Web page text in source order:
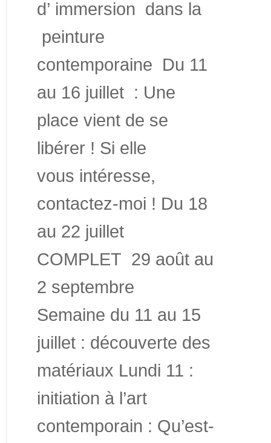
d’ immersion dans la
peinture
contemporaine Du 11
au 16 juillet : Une
place vient de se
libérer ! Si elle
vous intéresse,
contactez-moi ! Du 18
au 22 juillet
COMPLET 29 août au
2 septembre
Semaine du 11 au 15
juillet : découverte des
matériaux Lundi 11 :
initiation à l’art
contemporain : Qu’est-